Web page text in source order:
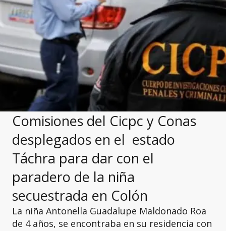
Comisiones del Cicpc y Conas
desplegados en el estado
Táchra para dar con el
paradero de la niña
secuestrada en Colón
La niña Antonella Guadalupe Maldonado Roa
de 4 años, se encontraba en su residencia con